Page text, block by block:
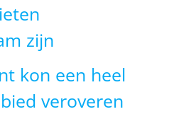
zijn
kon een heel
veroveren